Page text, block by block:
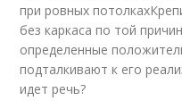
при ровных
без каркаса по той
определенные
подталкивают к его
идет речь?